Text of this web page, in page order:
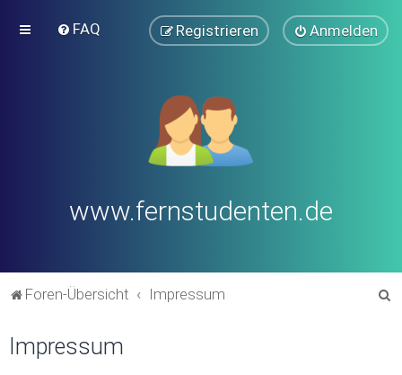
FAQ Anmelden
Registrieren
www.fernstudenten.de
Foren-Übersicht Impressum
Impressum